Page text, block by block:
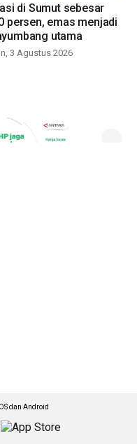
di Sumut sebesar
persen, emas menjadi
utama
3 Agustus 2026
dan Android